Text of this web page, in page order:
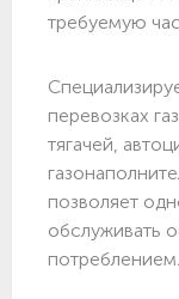
требуемую
перевозках
тягачей,
позволяет
обслуживать
потреблением.